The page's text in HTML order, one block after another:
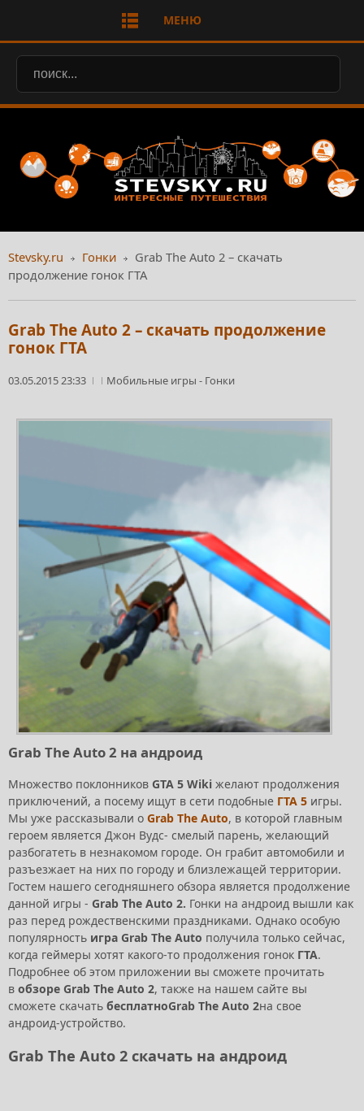
МЕНЮ
Stevsky.ru Гонки
Grab The Auto 2 – скачать
продолжение гонок ГТА
Grab The Auto 2 – скачать продолжение
гонок ГТА
03.05.2015 23:33 Мобильные игры - Гонки
Grab The Auto 2 на андроид
Множество поклонников GTA 5 Wiki желают продолжения
приключений, а посему ищут в сети подобные ГТА 5 игры.
Мы уже рассказывали о Grab The Auto, в которой главным
героем является Джон Вудс- смелый парень, желающий
разбогатеть в незнакомом городе. Он грабит автомобили и
разъезжает на них по городу и близлежащей территории.
Гостем нашего сегодняшнего обзора является продолжение
данной игры - Grab The Auto 2. Гонки на андроид вышли как
раз перед рождественскими праздниками. Однако особую
популярность игра Grab The Auto получила только сейчас,
когда геймеры хотят какого-то продолжения гонок ГТА.
Подробнее об этом приложении вы сможете прочитать
в обзоре Grab The Auto 2, также на нашем сайте вы
сможете скачать бесплатноGrab The Auto 2на свое
андроид-устройство.
Grab The Auto 2 скачать на андроид